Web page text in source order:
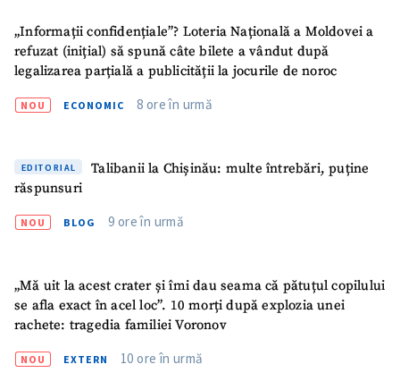
„Informații confidențiale”? Loteria Națională a Moldovei a
refuzat (inițial) să spună câte bilete a vândut după
legalizarea parțială a publicității la jocurile de noroc
NOU ECONOMIC 8 ore în urmă
EDITORIAL
Talibanii la Chișinău: multe întrebări, puține
răspunsuri
NOU BLOG 9 ore în urmă
„Mă uit la acest crater și îmi dau seama că pătuțul copilului
se afla exact în acel loc”. 10 morți după explozia unei
rachete: tragedia familiei Voronov
NOU EXTERN 10 ore în urmă
Fotografie
+ Încarcă imagine
Link media
+ Link media
Mesajul știrei
+ Mesajul știrei